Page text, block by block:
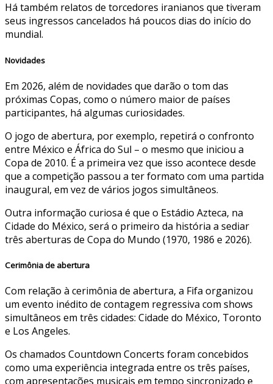
Há também relatos de torcedores iranianos que tiveram
seus ingressos cancelados há poucos dias do início do
mundial.
Novidades
Em 2026, além de novidades que darão o tom das
próximas Copas, como o número maior de países
participantes, há algumas curiosidades.
O jogo de abertura, por exemplo, repetirá o confronto
entre México e África do Sul – o mesmo que iniciou a
Copa de 2010. É a primeira vez que isso acontece desde
que a competição passou a ter formato com uma partida
inaugural, em vez de vários jogos simultâneos.
Outra informação curiosa é que o Estádio Azteca, na
Cidade do México, será o primeiro da história a sediar
três aberturas de Copa do Mundo (1970, 1986 e 2026).
Cerimônia de abertura
Com relação à cerimônia de abertura, a Fifa organizou
um evento inédito de contagem regressiva com shows
simultâneos em três cidades: Cidade do México, Toronto
e Los Angeles.
Os chamados Countdown Concerts foram concebidos
como uma experiência integrada entre os três países,
com apresentações musicais em tempo sincronizado e